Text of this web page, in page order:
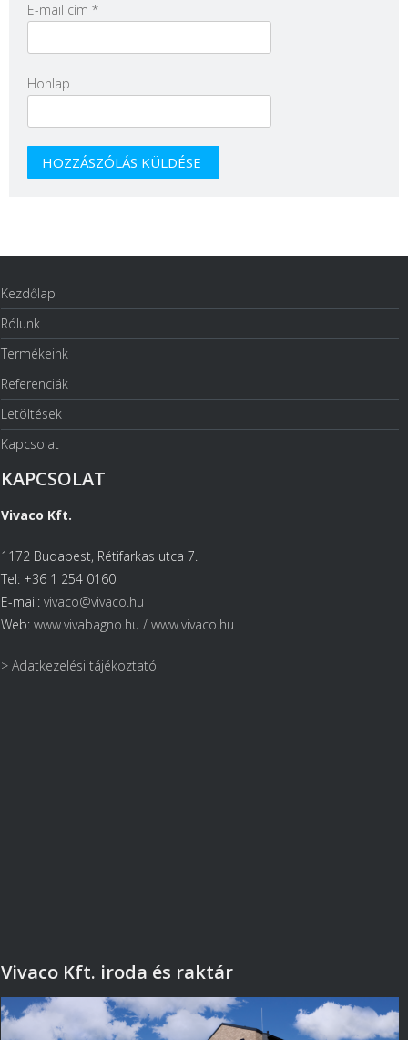
E-mail cím *
Honlap
Kezdőlap
Rólunk
Termékeink
Referenciák
Letöltések
Kapcsolat
KAPCSOLAT
Vivaco Kft.
1172 Budapest, Rétifarkas utca 7.
Tel: +36 1 254 0160
E-mail:vivaco@vivaco.hu
Web:www.vivabagno.hu /www.vivaco.hu
> Adatkezelési tájékoztató
Vivaco Kft. iroda és raktár